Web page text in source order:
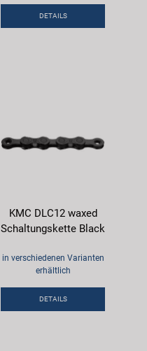
DETAILS
KMC DLC12 waxed
Schaltungskette Black
in verschiedenen Varianten
erhältlich
DETAILS